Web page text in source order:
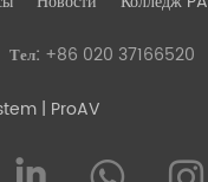
Тел: +86 020 37166520
| ProAV